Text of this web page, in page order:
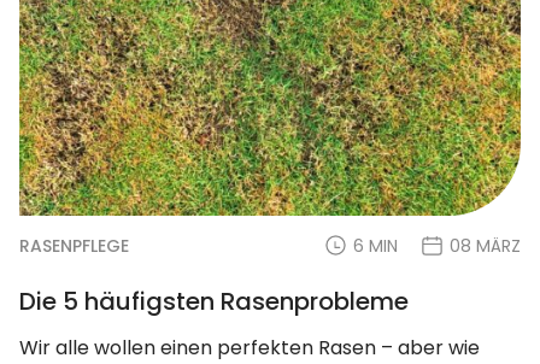
RASENPFLEGE 6 MIN 08 MÄRZ
Die 5 häufigsten Rasenprobleme
Wir alle wollen einen perfekten Rasen – aber wie